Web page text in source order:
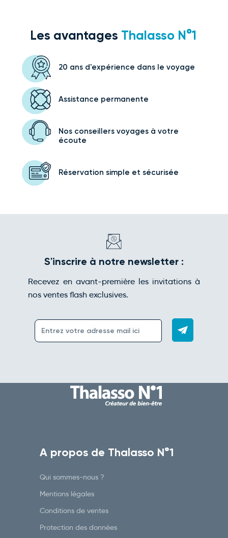
Les avantages Thalasso N°1
20 ans d'expérience dans le voyage
Assistance permanente
Nos conseillers voyagesà votre
écoute
Réservation simple et sécurisée
S'inscrire à notre newsletter :
Recevez en avant-première les invitations à
nos ventes flash exclusives.
A propos de Thalasso N°1
Qui sommes-nous ?
Mentions légales
Conditions de ventes
Protection des données